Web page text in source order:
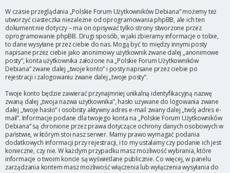
W czasie przeglądania „Polskie Forum Użytkowników Debiana” możemy też
utworzyć ciasteczka niezależne od oprogramowania phpBB, ale ich ten
dokument nie dotyczy – ma on opisywać tylko strony stworzone przez
oprogramowanie phpBB. Drugi sposób, w jaki zbieramy informacje o tobie,
to dane wysyłane przez ciebie do nas. Mogą być to między innymi posty
napisane przez ciebie jako anonimowy użytkownik zwane dalej „anonimowe
posty”, konta użytkownika założone na „Polskie Forum Użytkowników
Debiana” zwane dalej „twoje konto” i posty napisane przez ciebie po
rejestracji i zalogowaniu zwane dalej „twoje posty”.
Twoje konto będzie zawierać przynajmniej unikalną identyfikacyjną nazwę
zwaną dalej „twoja nazwa użytkownika”, hasło używane do logowania zwane
dalej „twoje hasło” i osobisty aktywny adres e-mail zwany dalej „twój adres e-
mail”. Informacje podane dla twojego konta na „Polskie Forum Użytkowników
Debiana” są chronione przez prawa dotyczące ochrony danych osobowych w
państwie, w którym stoi nasz serwer. Mamy prawo wymagać podania
dodatkowych informacji przy rejestracji, i to my ustalamy czy podanie ich jest
konieczne, czy nie. W każdym przypadku masz możliwość wybrania, które
informacje o twoim koncie są wyświetlane publicznie. Co więcej, w panelu
zarządzania kontem masz możliwość włączenia lub wyłączenia wysyłania do